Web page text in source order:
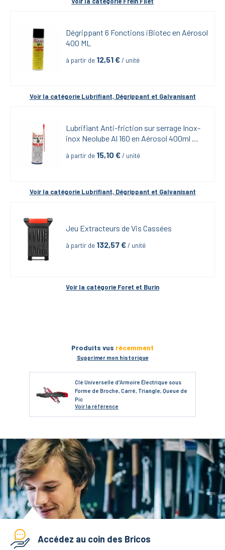
Dégrippant 6 Fonctions iBiotec en Aérosol
400 ML
à partir de 12,51 € / unité
Voir la catégorie Lubrifiant, Dégrippant et Galvanisant
Lubrifiant Anti-friction sur serrage Inox-
inox Neolube Al 160 en Aérosol 400ml
à partir de 15,10 € / unité
Voir la catégorie Lubrifiant, Dégrippant et Galvanisant
Jeu Extracteurs de Vis Cassées
à partir de 132,57 € / unité
Voir la catégorie Foret et Burin
Produits vus récemment
Supprimer mon historique
Clé Universelle d'Armoire Électrique sous
Forme de Broche, Carré, Triangle, Queue de
Pic
Voirla référence
Accédez au coin des Bricos